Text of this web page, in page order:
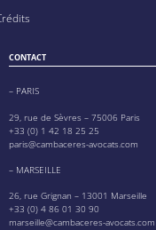
CONTACT
– PARIS
29, rue de Sèvres – 75006 Paris
+33 (0) 1 42 18 25 25
paris@cambaceres-avocats.com
– MARSEILLE
26, rue Grignan – 13001 Marseille
+33 (0) 4 86 01 30 90
marseille@cambaceres-avocats.com